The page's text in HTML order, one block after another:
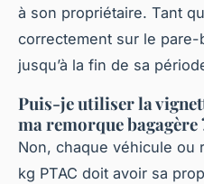
à son propriétaire. Tant
correctement sur le
jusqu’à la fin de sa
Puis-je utiliser la
ma remorque bagagère
Non, chaque véhicule ou
kg PTAC doit avoir sa